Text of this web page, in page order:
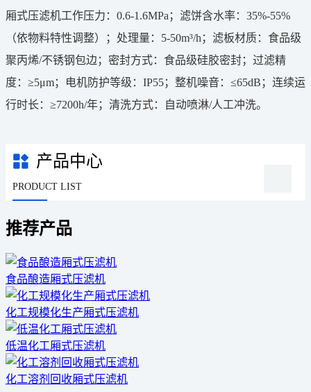
厢式压滤机工作压力：0.6-1.6MPa；滤饼含水率：35%-55%
（依物料特性调整）；处理量：5-50m³/h；滤板材质：食品级
聚丙烯/不锈钢包边；密封方式：食品级硅胶密封；过滤精
度：≥5μm；电机防护等级：IP55；整机噪音：≤65dB；连续运
行时长：≥7200h/年；清洗方式：自动喷淋/人工冲洗。
产品中心
PRODUCT LIST
推荐产品
食品酿造厢式压滤机
化工规模化生产厢式压滤机
低温化工厢式压滤机
化工溶剂回收厢式压滤机